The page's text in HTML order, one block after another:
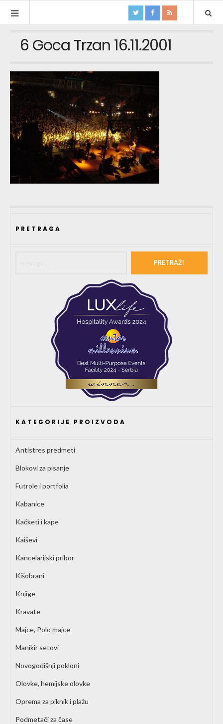
6 Goca Trzan 16.11.2001
PRETRAGA
KATEGORIJE PROIZVODA
Antistres predmeti
Blokovi za pisanje
Futrole i portfolia
Kabanice
Kačketi i kape
Kaiševi
Kancelarijski pribor
Kišobrani
Knjige
Kravate
Majce, Polo majce
Manikir setovi
Novogodišnji pokloni
Olovke, hemijske olovke
Oprema za piknik i plažu
Podmetači za čase